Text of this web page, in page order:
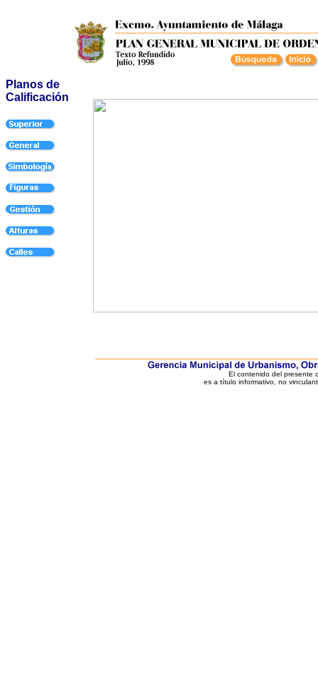
Planos de
Calificación
El contenido del presente
es a título informativo, no